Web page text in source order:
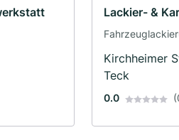
Lackier- &
Kirchheimer
Teck
0.0